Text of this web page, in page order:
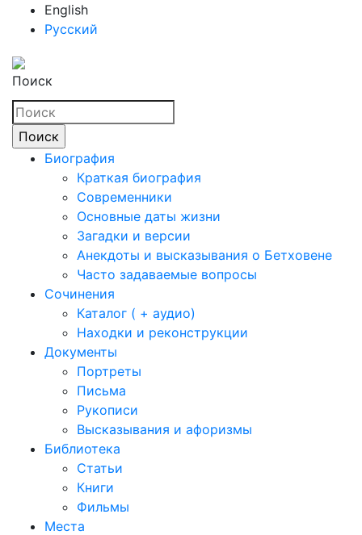
English
Русский
Поиск
Биография
Краткая биография
Современники
Основные даты жизни
Загадки и версии
Анекдоты и высказывания о Бетховене
Часто задаваемые вопросы
Сочинения
Каталог ( + аудио)
Находки и реконструкции
Документы
Портреты
Письма
Рукописи
Высказывания и афоризмы
Библиотека
Статьи
Книги
Фильмы
Места